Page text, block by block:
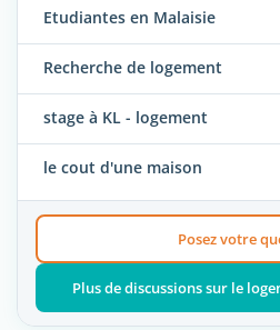
Etudiantes en Malaisie
Recherche de logement
stage à KL - logement
le cout d'une maison
Posez votre
Plus de discussions sur le